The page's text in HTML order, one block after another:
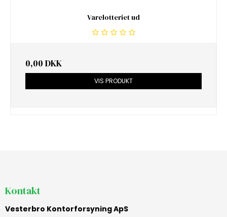
Varelotteriet ud
0,00 DKK
VIS PRODUKT
Kontakt
Vesterbro Kontorforsyning ApS